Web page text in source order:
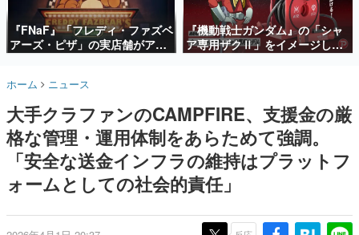
殿堂入り記事
SNS拡散数が数千以上！ ページビュー数万以上！ などな
ど。多くの人々に読まれた、電ファミ渾身の“殿堂入り”記
事をまとめました。
名作ゲームクリエイターの方々に製作時のエピソードをお
きます。
赫本
この物語を解いてはいけない。『赫本』は、〈試験問題〉
の形をした短編ホラー小説集です。
これからのデジタルゲーム市場を担う若きクリエイター達
の姿を追い、彼らのルーツと情熱を探っていきます。
『FNaF』「フレディ・ファズベ
アーズ・ピザ」の実店舗がアメ
リカの商業施設「American
ScottGamesとの共同開発、食
事だけでなくステージショーや
没入型のホラー体験も楽しめる
『機動戦士ガンダム』の「シャ
ア専用ザクⅡ」をイメージした
散水ホースリールが予約開始。
ホーム ニュース
大手クラファンのCAMPFIRE、支援金の厳
格な管理・運用体制をあらためて強調。
「安全な送金インフラの維持はプラットフ
ォームとしての社会的責任」